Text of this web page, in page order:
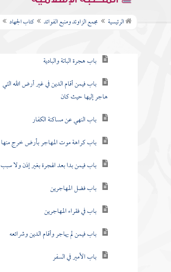
الرئيسية مجمع الزاوئد ومنبع الفوائد كتاب الجهاد
كتاب الجهاد
باب هجرة الباتة والبادية
باب فيمن أقام الدين في غير أرض الله التي
هاجر إليها حيث كان
باب النهي عن مساكنة الكفار
باب كراهة موت المهاجر بأرض خرج منها
باب فيمن بدا بعد الهجرة بغير إذن ولا سبب
باب فضل المهاجرين
باب في فقراء المهاجرين
باب فيمن لم يهاجر وأقام الدين وشرائعه
باب الأمير في السفر